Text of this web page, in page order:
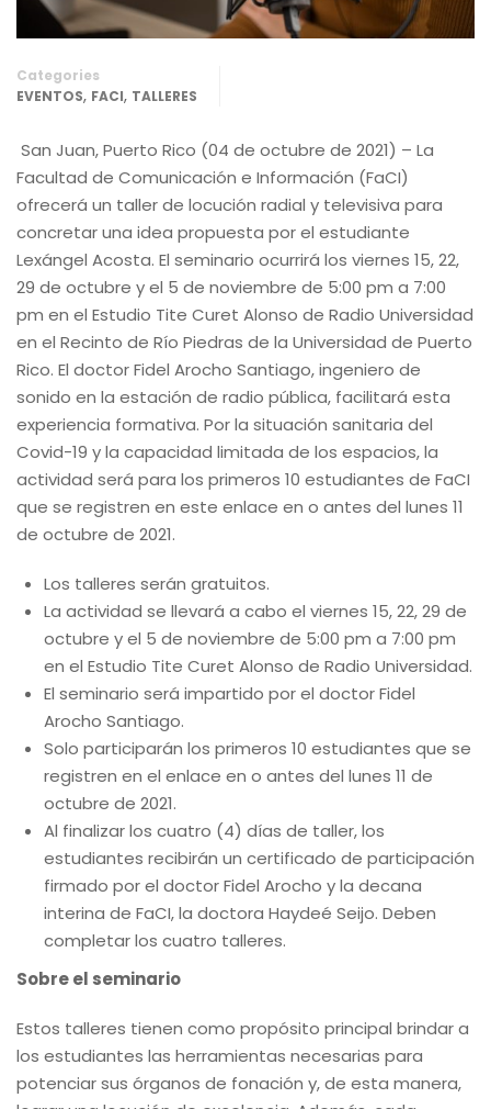
Categories
EVENTOS, FACI, TALLERES
San Juan, Puerto Rico (04 de octubre de 2021) – La
Facultad de Comunicación e Información (FaCI)
ofrecerá un taller de locución radial y televisiva para
concretar una idea propuesta por el estudiante
Lexángel Acosta. El seminario ocurrirá los viernes 15, 22,
29 de octubre y el 5 de noviembre de 5:00 pm a 7:00
pm en el Estudio Tite Curet Alonso de Radio Universidad
en el Recinto de Río Piedras de la Universidad de Puerto
Rico. El doctor Fidel Arocho Santiago, ingeniero de
sonido en la estación de radio pública, facilitará esta
experiencia formativa. Por la situación sanitaria del
Covid-19 y la capacidad limitada de los espacios, la
actividad será para los primeros 10 estudiantes de FaCI
que se registren en este enlace en o antes del lunes 11
de octubre de 2021.
Los talleres serán gratuitos.
La actividad se llevará a cabo el viernes 15, 22, 29 de
octubre y el 5 de noviembre de 5:00 pm a 7:00 pm
en el Estudio Tite Curet Alonso de Radio Universidad.
El seminario será impartido por el doctor Fidel
Arocho Santiago.
Solo participarán los primeros 10 estudiantes que se
registren en el enlace en o antes del lunes 11 de
octubre de 2021.
Al finalizar los cuatro (4) días de taller, los
estudiantes recibirán un certificado de participación
firmado por el doctor Fidel Arocho y la decana
interina de FaCI, la doctora Haydeé Seijo. Deben
completar los cuatro talleres.
Sobre el seminario
Estos talleres tienen como propósito principal brindar a
los estudiantes las herramientas necesarias para
potenciar sus órganos de fonación y, de esta manera,